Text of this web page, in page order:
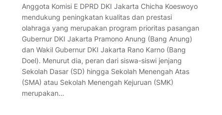
Anggota Komisi E DPRD DKI Jakarta Chicha Koeswoyo
mendukung peningkatan kualitas dan prestasi
olahraga yang merupakan program prioritas pasangan
Gubernur DKI Jakarta Pramono Anung (Bang Anung)
dan Wakil Gubernur DKI Jakarta Rano Karno (Bang
Doel). Menurut dia, peran dari siswa-siswi jenjang
Sekolah Dasar (SD) hingga Sekolah Menengah Atas
(SMA) atau Sekolah Menengah Kejuruan (SMK)
merupakan…